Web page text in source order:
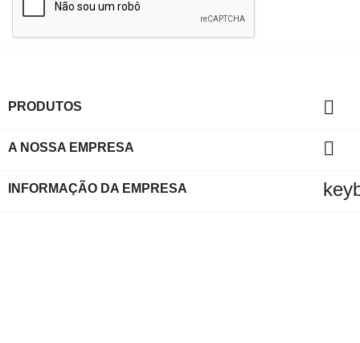
PRODUTOS 
A NOSSA EMPRESA 
INFORMAÇÃO DA EMPRESA